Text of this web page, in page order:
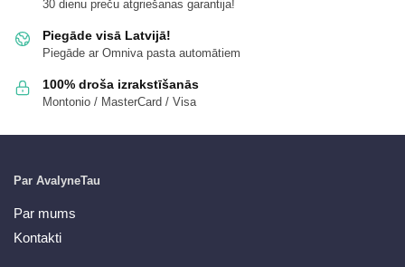
30 dienu preču atgriešanas garantija!
Piegāde visā Latvijā!
Piegāde ar Omniva pasta automātiem
100% droša izrakstīšanās
Montonio / MasterCard / Visa
Par AvalyneTau
Par mums
Kontakti